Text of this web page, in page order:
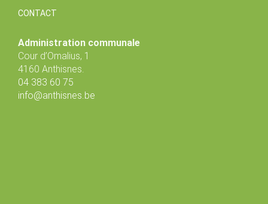
CONTACT
Administration communale
Cour d’Omalius, 1
4160 Anthisnes.
04 383 60 75
info@anthisnes.be